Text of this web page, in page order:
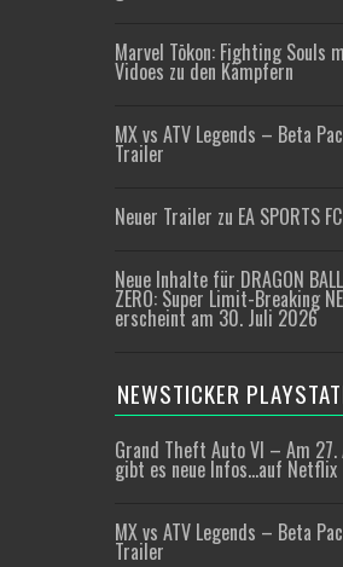
Marvel Tōkon: Fighting Souls
Vidoes zu den Kämpfern
MX vs ATV Legends – Beta
Trailer
Neuer Trailer zu EA SPORTS
Neue Inhalte für DRAGON
ZERO: Super Limit-Breaking
erscheint am 30. Juli 2026
NEWSTICKER
Grand Theft Auto VI – Am 27.
gibt es neue Infos…auf Netflix
MX vs ATV Legends – Beta
Trailer